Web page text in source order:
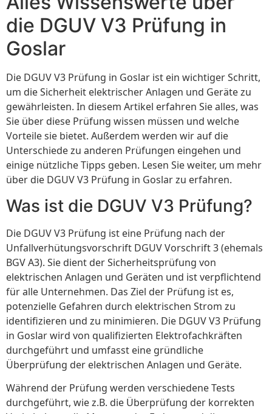
die DGUV V3 Prüfung in
Goslar
Die DGUV V3 Prüfung in Goslar ist ein wichtiger Schritt,
um die Sicherheit elektrischer Anlagen und Geräte zu
gewährleisten. In diesem Artikel erfahren Sie alles, was
Sie über diese Prüfung wissen müssen und welche
Vorteile sie bietet. Außerdem werden wir auf die
Unterschiede zu anderen Prüfungen eingehen und
einige nützliche Tipps geben. Lesen Sie weiter, um mehr
über die DGUV V3 Prüfung in Goslar zu erfahren.
Was ist die DGUV V3 Prüfung?
Die DGUV V3 Prüfung ist eine Prüfung nach der
Unfallverhütungsvorschrift DGUV Vorschrift 3 (ehemals
BGV A3). Sie dient der Sicherheitsprüfung von
elektrischen Anlagen und Geräten und ist verpflichtend
für alle Unternehmen. Das Ziel der Prüfung ist es,
potenzielle Gefahren durch elektrischen Strom zu
identifizieren und zu minimieren. Die DGUV V3 Prüfung
in Goslar wird von qualifizierten Elektrofachkräften
durchgeführt und umfasst eine gründliche
Überprüfung der elektrischen Anlagen und Geräte.
Während der Prüfung werden verschiedene Tests
durchgeführt, wie z.B. die Überprüfung der korrekten